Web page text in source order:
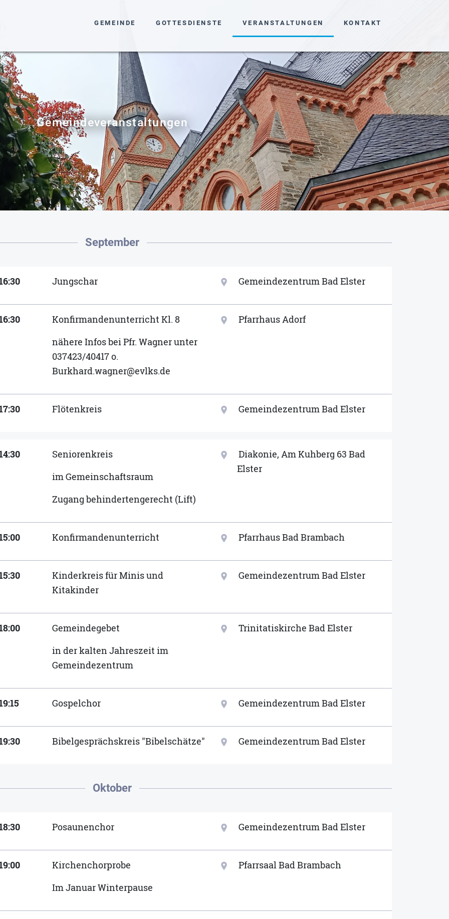
GEMEINDE GOTTESDIENSTE VERANSTALTUNGEN KONTAKT
Gemeindeveranstaltungen
September
Jungschar location_on Gemeindezentrum Bad Elster
Konfirmandenunterricht Kl. 8
nähere Infos bei Pfr. Wagner unter
037423/40417 o.
Burkhard.wagner@evlks.de
location_on Pfarrhaus Adorf
Flötenkreis location_on Gemeindezentrum Bad Elster
Seniorenkreis
im Gemeinschaftsraum
Zugang behindertengerecht (Lift)
location_on
Diakonie, Am Kuhberg 63 Bad
Elster
Konfirmandenunterricht location_on Pfarrhaus Bad Brambach
Kinderkreis für Minis und
Kitakinder
location_on Gemeindezentrum Bad Elster
Gemeindegebet
in der kalten Jahreszeit im
Gemeindezentrum
location_on Trinitatiskirche Bad Elster
Gospelchor location_on Gemeindezentrum Bad Elster
Bibelgesprächskreis "Bibelschätze" location_on Gemeindezentrum Bad Elster
Oktober
Posaunenchor location_on Gemeindezentrum Bad Elster
Kirchenchorprobe
Im Januar Winterpause
location_on Pfarrsaal Bad Brambach